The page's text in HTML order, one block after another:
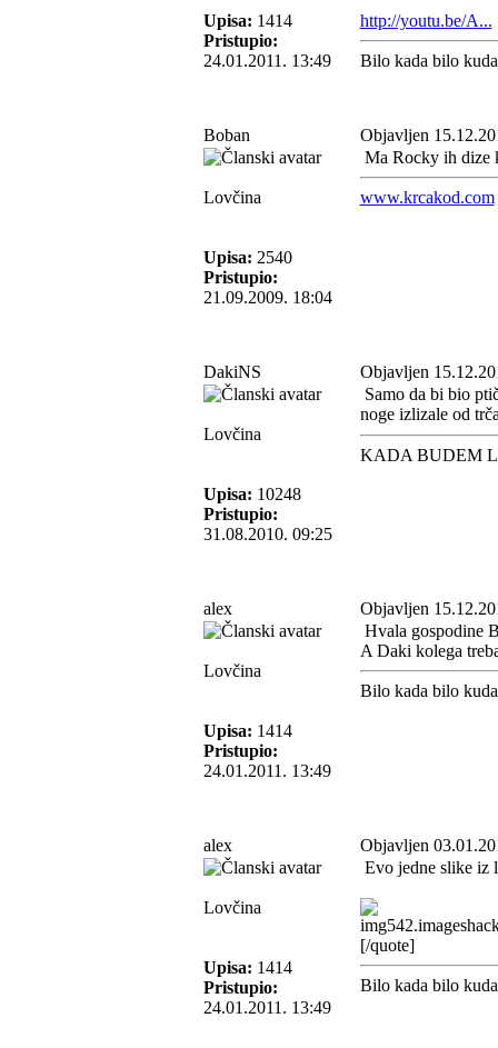
Upisa: 1414
Pristupio:
24.01.2011. 13:49
http://youtu.be/A...
Bilo kada bilo
Boban Objavljen
Lovčina
Upisa: 2540
Pristupio:
21.09.2009. 18:04
Ma Rocky ih dize
www.krcakod.com
DakiNS Objavljen
Lovčina
Upisa: 10248
Pristupio:
31.08.2010. 09:25
Samo da bi bio
noge izlizale od
KADA BUDEM
alex Objavljen
Lovčina
Upisa: 1414
Pristupio:
24.01.2011. 13:49
Hvala gospodine
A Daki kolega
Bilo kada bilo
alex Objavljen
Lovčina
Upisa: 1414
Pristupio:
24.01.2011. 13:49
Evo jedne slike iz
[/quote]
Bilo kada bilo